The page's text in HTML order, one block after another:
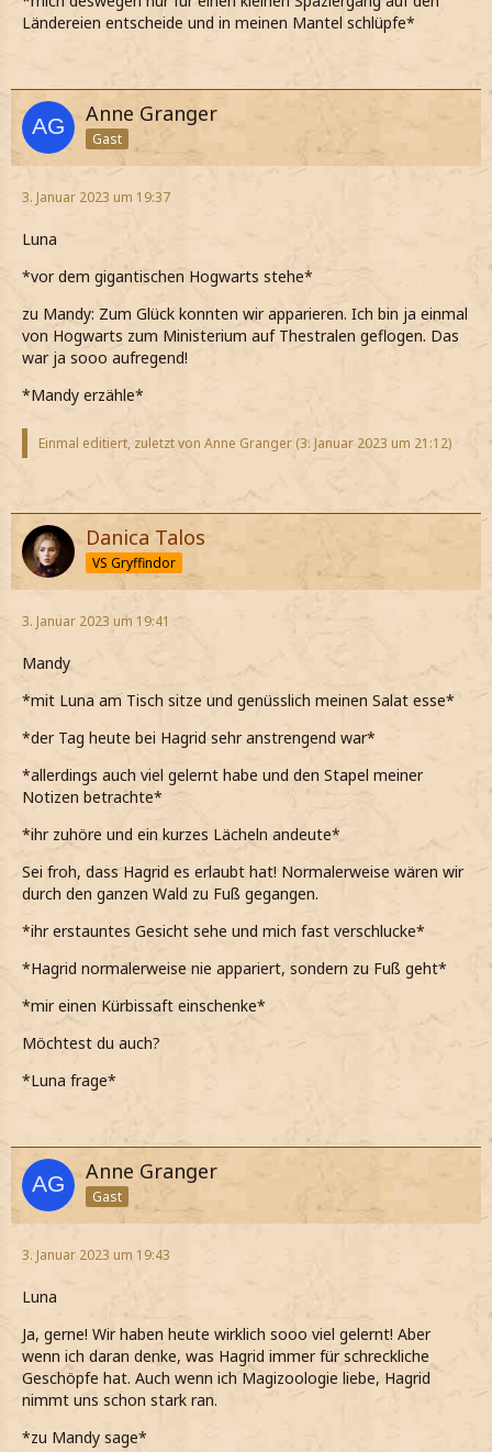
Ländereien entscheide und in meinen Mantel schlüpfe*
Anne Granger
Gast
3. Januar 2023 um 19:37
Luna
*vor dem gigantischen Hogwarts stehe*
zu Mandy: Zum Glück konnten wir apparieren. Ich bin ja einmal
von Hogwarts zum Ministerium auf Thestralen geflogen. Das
war ja sooo aufregend!
*Mandy erzähle*
Einmal editiert, zuletzt von Anne Granger (3. Januar 2023 um 21:12)
Danica Talos
VS Gryffindor
3. Januar 2023 um 19:41
Mandy
*mit Luna am Tisch sitze und genüsslich meinen Salat esse*
*der Tag heute bei Hagrid sehr anstrengend war*
*allerdings auch viel gelernt habe und den Stapel meiner
Notizen betrachte*
*ihr zuhöre und ein kurzes Lächeln andeute*
Sei froh, dass Hagrid es erlaubt hat! Normalerweise wären wir
durch den ganzen Wald zu Fuß gegangen.
*ihr erstauntes Gesicht sehe und mich fast verschlucke*
*Hagrid normalerweise nie appariert, sondern zu Fuß geht*
*mir einen Kürbissaft einschenke*
Möchtest du auch?
*Luna frage*
Anne Granger
Gast
3. Januar 2023 um 19:43
Luna
Ja, gerne! Wir haben heute wirklich sooo viel gelernt! Aber
wenn ich daran denke, was Hagrid immer für schreckliche
Geschöpfe hat. Auch wenn ich Magizoologie liebe, Hagrid
nimmt uns schon stark ran.
*zu Mandy sage*